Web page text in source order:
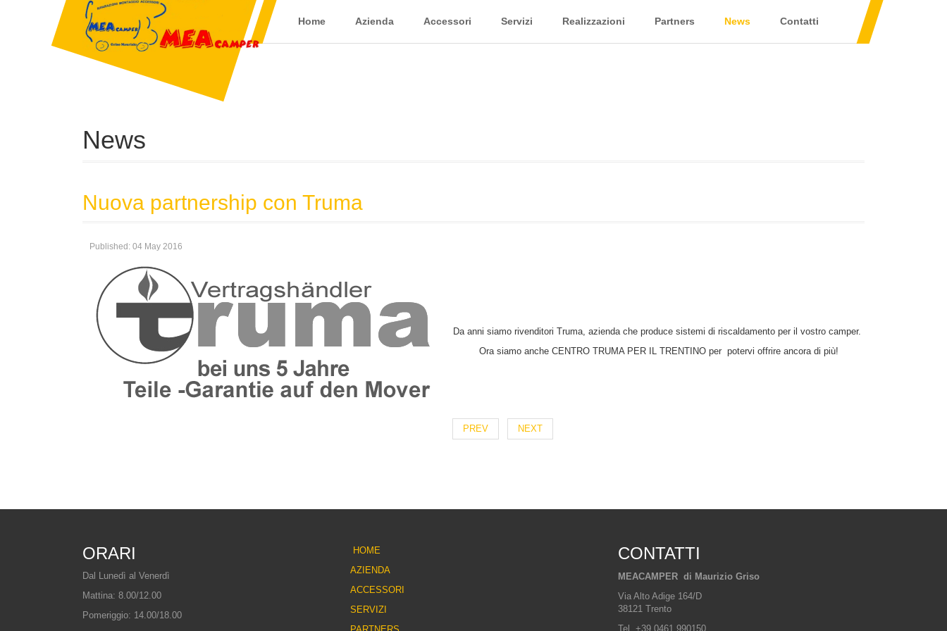
Home Azienda Accessori Servizi Realizzazioni Partners News Contatti
News
Nuova partnership con Truma
Published: 04 May 2016
Da anni siamo rivenditori Truma, azienda che produce sistemi di riscaldamento per il vostro camper.
Ora siamo anche CENTRO TRUMA PER IL TRENTINO per potervi offrire ancora di più!
PREV NEXT
ORARI
Dal Lunedì al Venerdì
Mattina: 8.00/12.00
Pomeriggio: 14.00/18.00
HOME
AZIENDA
ACCESSORI
SERVIZI
CONTATTI
MEACAMPER di Maurizio Griso
Via Alto Adige 164/D
38121 Trento
Tel. +39 0461 990150